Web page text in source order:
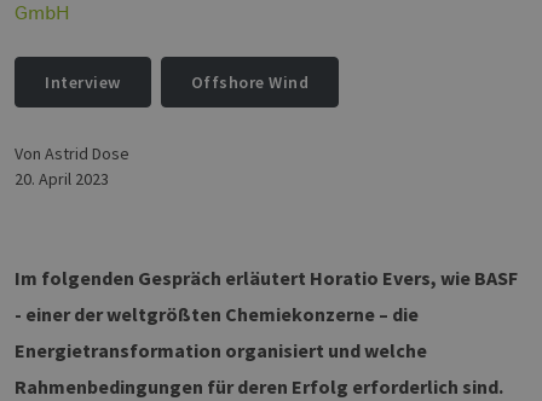
GmbH
Interview Offshore Wind
Im folgenden Gespräch erläutert Horatio Evers, wie BASF
- einer der weltgrößten Chemiekonzerne – die
Energietransformation organisiert und welche
Rahmenbedingungen für deren Erfolg erforderlich sind.
von Astrid Dose
20. April 2023